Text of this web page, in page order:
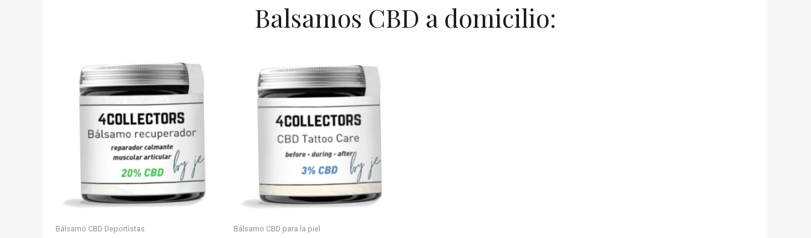
Balsamos CBD a domicilio:
Bálsamo CBD Deportistas Bálsamo CBD para la piel